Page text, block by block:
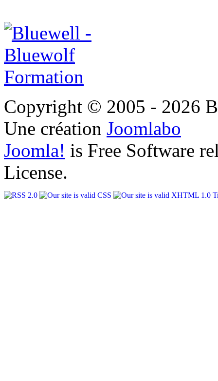
Copyright © 2005 - 2026
Une création Joomlabo
Joomla! is Free Software
License.